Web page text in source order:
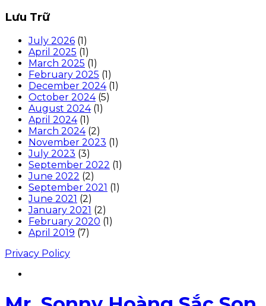
Lưu Trữ
July 2026 (1)
April 2025 (1)
March 2025 (1)
February 2025 (1)
December 2024(1)
October 2024(5)
August 2024(1)
April 2024(1)
March 2024(2)
November 2023 (1)
July 2023 (3)
September 2022 (1)
June 2022 (2)
September 2021 (1)
June 2021 (2)
January 2021 (2)
February 2020 (1)
April 2019 (7)
Privacy Policy